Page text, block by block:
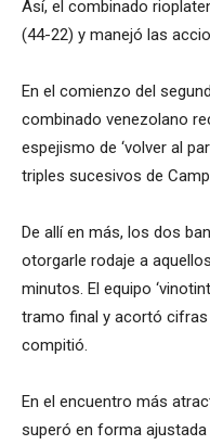
Así, el combinado
(44-22) y manejó las
En el comienzo del
combinado venezolano
espejismo de ‘volver al
triples sucesivos de
De allí en más, los dos
otorgarle rodaje a
minutos. El equipo
tramo final y acortó cifras
compitió.
En el encuentro más
superó en forma